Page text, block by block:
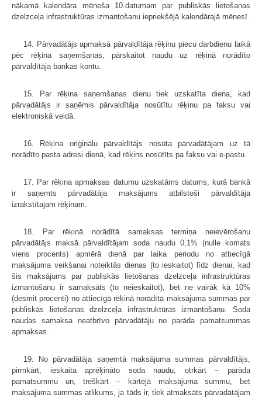
nākamā kalendāra mēneša 10.datumam par publiskās lietošanas
dzelzceļa infrastruktūras izmantošanu iepriekšējā kalendārajā mēnesī.
14. Pārvadātājs apmaksā pārvaldītāja rēķinu piecu darbdienu laikā
pēc rēķina saņemšanas, pārskaitot naudu uz rēķinā norādīto
pārvaldītāja bankas kontu.
15. Par rēķina saņemšanas dienu tiek uzskatīta diena, kad
pārvadātājs ir saņēmis pārvaldītāja nosūtītu rēķinu pa faksu vai
elektroniskā veidā.
16. Rēķina oriģinālu pārvaldītājs nosūta pārvadātājam uz tā
norādīto pasta adresi dienā, kad rēķins nosūtīts pa faksu vai e-pastu.
17. Par rēķina apmaksas datumu uzskatāms datums, kurā bankā
ir saņemts pārvadātāja maksājums atbilstoši pārvaldītāja
izrakstītajam rēķinam.
18. Par rēķinā norādītā samaksas termiņa neievērošanu
pārvadātājs maksā pārvaldītājam soda naudu 0,1% (nulle komats
viens procents) apmērā dienā par laika periodu no attiecīgā
maksājuma veikšanai noteiktās dienas (to ieskaitot) līdz dienai, kad
šis maksājums par publiskās lietošanas dzelzceļa infrastruktūras
izmantošanu ir samaksāts (to neieskaitot), bet ne vairāk kā 10%
(desmit procenti) no attiecīgā rēķinā norādītā maksājuma summas par
publiskās lietošanas dzelzceļa infrastruktūras izmantošanu. Soda
naudas samaksa neatbrīvo pārvadātāju no parāda pamatsummas
apmaksas.
19. No pārvadātāja saņemtā maksājuma summas pārvaldītājs,
pirmkārt, ieskaita aprēķināto soda naudu, otrkārt – parāda
pamatsummu un, treškārt – kārtējā maksājuma summu, bet
maksājuma summas atlikums, ja tāds ir, tiek atmaksāts pārvadātājam